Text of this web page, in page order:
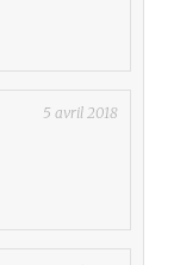
5 avril 2018